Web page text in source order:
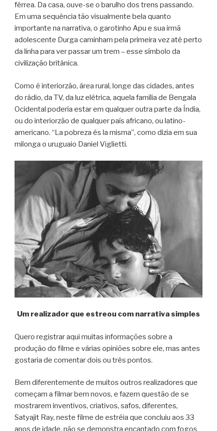
férrea. Da casa, ouve-se o barulho dos trens passando.
Em uma sequência tão visualmente bela quanto
importante na narrativa, o garotinho Apu e sua irmã
adolescente Durga caminham pela primeira vez até perto
da linha para ver passar um trem – esse símbolo da
civilização britânica.
Como é interiorzão, área rural, longe das cidades, antes
do rádio, da TV, da luz elétrica, aquela família de Bengala
Ocidental poderia estar em qualquer outra parte da Índia,
ou do interiorzão de qualquer país africano, ou latino-
americano. “La pobreza és la misma”, como dizia em sua
milonga o uruguaio Daniel Viglietti.
Um realizador que estreou com narrativa simples
Quero registrar aqui muitas informações sobre a
produção do filme e várias opiniões sobre ele, mas antes
gostaria de comentar dois ou três pontos.
Bem diferentemente de muitos outros realizadores que
começam a filmar bem novos, e fazem questão de se
mostrarem inventivos, criativos, safos, diferentes,
Satyajit Ray, neste filme de estréia que concluiu aos 33